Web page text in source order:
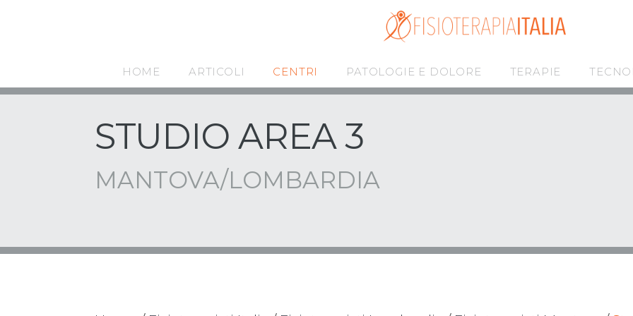
HOME ARTICOLI CENTRI PATOLOGIE E DOLORE TERAPIE
STUDIO AREA 3
MANTOVA/LOMBARDIA